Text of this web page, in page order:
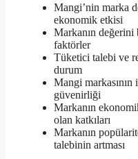
Mangi’nin marka
ekonomik etkisi
Markanın değerini
faktörler
Tüketici talebi ve
durum
Mangi markasının
güvenirliği
Markanın
olan katkıları
Markanın
talebinin artması